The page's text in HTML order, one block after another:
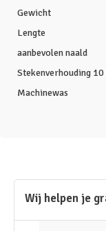
Gewicht
Lengte
aanbevolen naald
Stekenverhouding 10
Machinewas
Wij helpen je